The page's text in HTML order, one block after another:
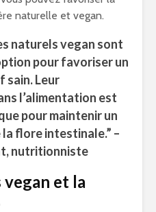
naturelle et vegan.
naturels vegan sont
pour favoriser un
sain. Leur
l’alimentation est
pour maintenir un
flore intestinale.” –
nutritionniste
et la